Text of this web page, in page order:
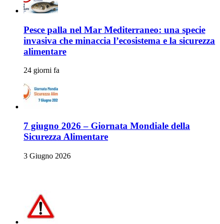
Pesce palla nel Mar Mediterraneo: una specie
invasiva che minaccia l’ecosistema e la sicurezza
alimentare
24 giorni fa
7 giugno 2026 – Giornata Mondiale della
Sicurezza Alimentare
3 Giugno 2026